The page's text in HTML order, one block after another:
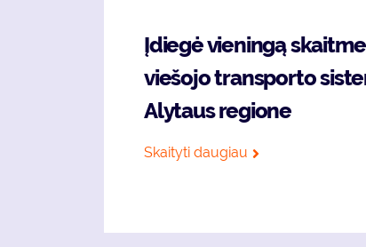
Įdiegė vieningą
viešojo transporto
Alytaus regione
Skaityti daugiau